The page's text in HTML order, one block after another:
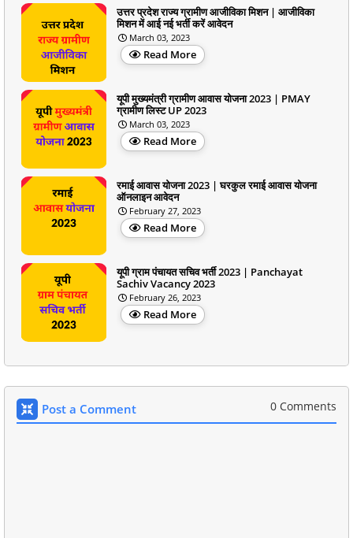
उत्तर प्रदेश राज्य ग्रामीण आजीविका मिशन | आजीविका
मिशन में आई नई भर्ती करें आवेदन
March 03, 2023
Read More
यूपी मुख्यमंत्री ग्रामीण आवास योजना 2023 | PMAY
ग्रामीण लिस्ट UP 2023
March 03, 2023
Read More
रमाई आवास योजना 2023 | घरकुल रमाई आवास योजना
ऑनलाइन आवेदन
February 27, 2023
Read More
यूपी ग्राम पंचायत सचिव भर्ती 2023 | Panchayat
Sachiv Vacancy 2023
February 26, 2023
Read More
Post a Comment 0 Comments